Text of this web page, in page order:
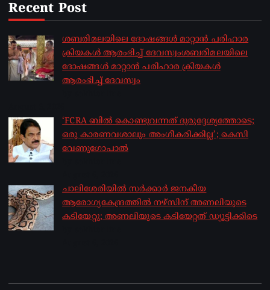
Recent Post
ശബരിമലയിലെ ദോഷങ്ങൾ മാറ്റാൻ പരിഹാര
ക്രിയകൾ ആരംഭിച്ച് ദേവസ്വംശബരിമലയിലെ
ദോഷങ്ങൾ മാറ്റാൻ പരിഹാര ക്രിയകൾ
ആരംഭിച്ച് ദേവസ്വം
‘FCRA ബിൽ കൊണ്ടുവന്നത് ദുരുദ്ദേശ്യത്തോടെ;
ഒരു കാരണവശാലും അം​ഗീകരിക്കില്ല’; കെസി
വേണു​ഗോപാൽ
ചാലിശേരിയില്‍ സര്‍ക്കാര്‍ ജനകീയ
ആരോഗ്യകേന്ദ്രത്തില്‍ നഴ്സിന് അണലിയുടെ
കടിയേറ്റു; അണലിയുടെ കടിയേറ്റത് ഡ്യൂട്ടിക്കിടെ